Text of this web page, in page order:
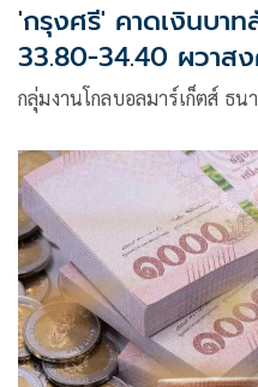
'กรุงศรี' คาดเงินบา
33.80-34.40 ผวาสง
กลุ่มงานโกลบอลมาร์เก็ตส์ ธน